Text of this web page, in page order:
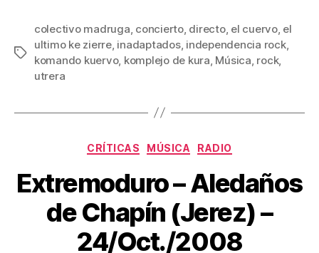
Etiquetas
colectivo madruga concierto, directo, el cuervo, el
ultimo ke zierre, inadaptados, independencia rock,
komando kuervo, komplejo de kura Música rock,
utrera
Categorías
CRÍTICAS MÚSICA RADIO
Extremoduro – Aledaños
de Chapín (Jerez) –
24/Oct./2008